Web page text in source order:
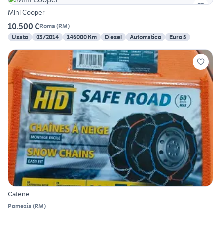
Mini Cooper
10.500 €Roma (RM)
Usato
03/2014 146000 Km Diesel Automatico Euro 5
Catene
Pomezia (RM)